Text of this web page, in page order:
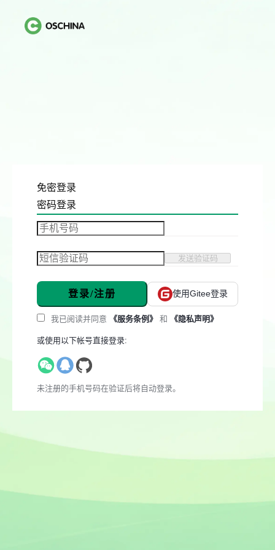
免密登录
密码登录
发送验证码
登录/注册 使用Gitee登录
我已阅读并同意 《服务条例》 和 《隐私声明》
或使用以下帐号直接登录:
未注册的手机号码在验证后将自动登录。